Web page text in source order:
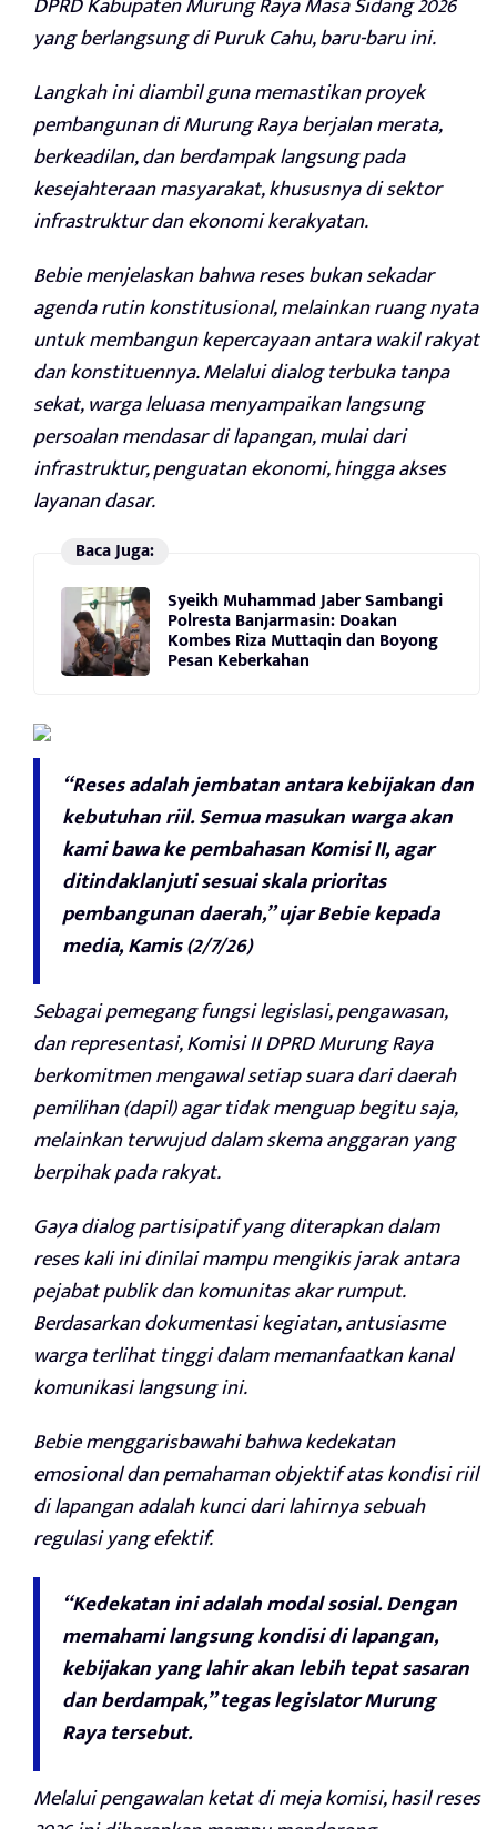
yang berlangsung di Puruk Cahu, baru-baru ini.
Langkah ini diambil guna memastikan proyek
pembangunan di Murung Raya berjalan merata,
berkeadilan, dan berdampak langsung pada
kesejahteraan masyarakat, khususnya di sektor
infrastruktur dan ekonomi kerakyatan.
Bebie menjelaskan bahwa reses bukan sekadar
agenda rutin konstitusional, melainkan ruang nyata
untuk membangun kepercayaan antara wakil rakyat
dan konstituennya. Melalui dialog terbuka tanpa
sekat, warga leluasa menyampaikan langsung
persoalan mendasar di lapangan, mulai dari
infrastruktur, penguatan ekonomi, hingga akses
layanan dasar.
Baca Juga:
Syeikh Muhammad Jaber Sambangi
Polresta Banjarmasin: Doakan
Kombes Riza Muttaqin dan Boyong
Pesan Keberkahan
“Reses adalah jembatan antara kebijakan dan
kebutuhan riil. Semua masukan warga akan
kami bawa ke pembahasan Komisi II, agar
ditindaklanjuti sesuai skala prioritas
pembangunan daerah,” ujar Bebie kepada
media, Kamis (2/7/26)
Sebagai pemegang fungsi legislasi, pengawasan,
dan representasi, Komisi II DPRD Murung Raya
berkomitmen mengawal setiap suara dari daerah
pemilihan (dapil) agar tidak menguap begitu saja,
melainkan terwujud dalam skema anggaran yang
berpihak pada rakyat.
Gaya dialog partisipatif yang diterapkan dalam
reses kali ini dinilai mampu mengikis jarak antara
pejabat publik dan komunitas akar rumput.
Berdasarkan dokumentasi kegiatan, antusiasme
warga terlihat tinggi dalam memanfaatkan kanal
komunikasi langsung ini.
Bebie menggarisbawahi bahwa kedekatan
emosional dan pemahaman objektif atas kondisi riil
di lapangan adalah kunci dari lahirnya sebuah
regulasi yang efektif.
“Kedekatan ini adalah modal sosial. Dengan
memahami langsung kondisi di lapangan,
kebijakan yang lahir akan lebih tepat sasaran
dan berdampak,” tegas legislator Murung
Raya tersebut.
Melalui pengawalan ketat di meja komisi, hasil reses